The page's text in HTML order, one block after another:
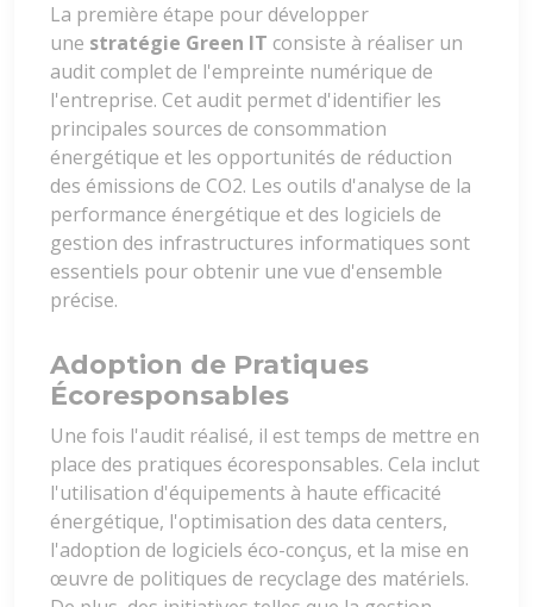
La première étape pour développer
une stratégie Green IT consiste à réaliser un
audit complet de l'empreinte numérique de
l'entreprise. Cet audit permet d'identifier les
principales sources de consommation
énergétique et les opportunités de réduction
des émissions de CO2. Les outils d'analyse de la
performance énergétique et des logiciels de
gestion des infrastructures informatiques sont
essentiels pour obtenir une vue d'ensemble
précise.
Adoption de Pratiques
Écoresponsables
Une fois l'audit réalisé, il est temps de mettre en
place des pratiques écoresponsables. Cela inclut
l'utilisation d'équipements à haute efficacité
énergétique, l'optimisation des data centers,
l'adoption de logiciels éco-conçus, et la mise en
œuvre de politiques de recyclage des matériels.